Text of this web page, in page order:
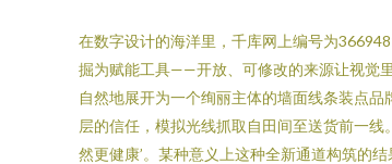
在数字设计的海洋里，千库网上编号为
掘为赋能工具——开放、可修改的来源让视觉
自然地展开为一个绚丽主体的墙面线条装点
层的信任，模拟光线抓取自田间至送货前一
然更健康’。某种意义上这种全新通道构筑的